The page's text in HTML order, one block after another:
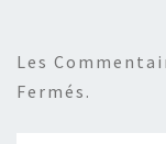
Les
Fermés.